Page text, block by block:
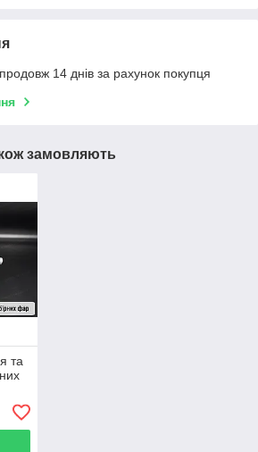
14 днів за рахунок покупця
замовляють
та